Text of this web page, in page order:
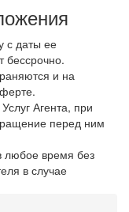
с даты ее
бессрочно.
и на
Агента, при
перед ним
любое время без
в случае